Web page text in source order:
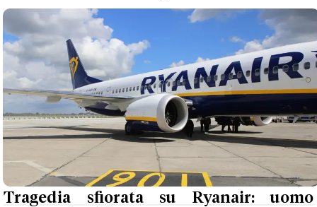
Tragedia sfiorata su Ryanair: uomo